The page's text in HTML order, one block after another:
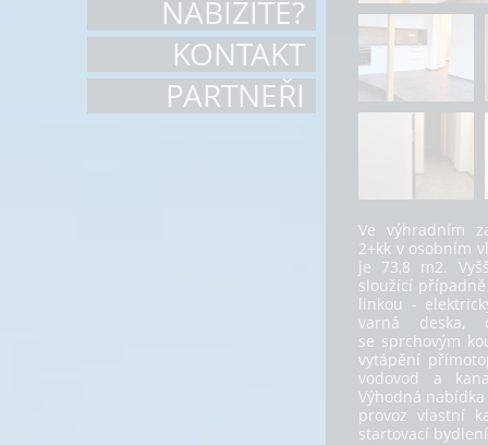
NABÍZÍTE?
KONTAKT
PARTNEŘI
Ve výhradním
2+kk v osobním
je 73,8 m2.
sloužící
linkou -
varná deska,
se sprchovým
vytápění
vodovod a
Výhodná
provoz vlastní
startovací